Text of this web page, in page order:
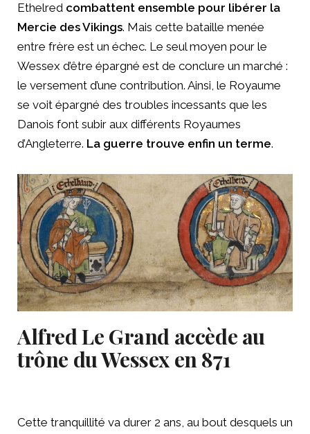
Ethelred combattent ensemble pour libérer la
Mercie des Vikings. Mais cette bataille menée
entre frère est un échec. Le seul moyen pour le
Wessex d’être épargné est de conclure un marché :
le versement d’une contribution. Ainsi, le Royaume
se voit épargné des troubles incessants que les
Danois font subir aux différents Royaumes
d’Angleterre. La guerre trouve enfin un terme.
Alfred Le Grand accède au
trône du Wessex en 871
Cette tranquillité va durer 2 ans, au bout desquels un